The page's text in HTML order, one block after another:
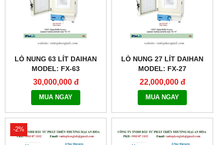
LÒ NUNG 63 LÍT DAIHAN
MODEL: FX-63
30,000,000 đ
MUA NGAY
LÒ NUNG 27 LÍT DAIHAN
MODEL: FX-27
22,000,000 đ
MUA NGAY
-2%